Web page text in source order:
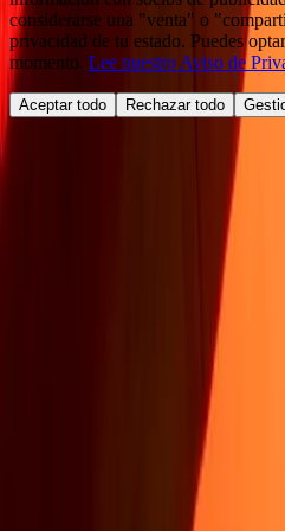
considerarse una "venta" o
privacidad de tu estado. Puedes
momento. Lee nuestro Aviso de
Aceptar todo Rechazar todo